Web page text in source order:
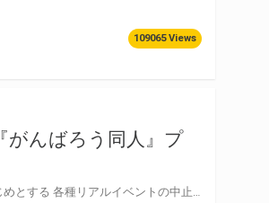
109065 Views
『がんばろう同人』プ